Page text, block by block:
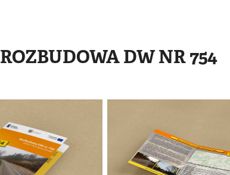
ROZBUDOWA DW NR 754